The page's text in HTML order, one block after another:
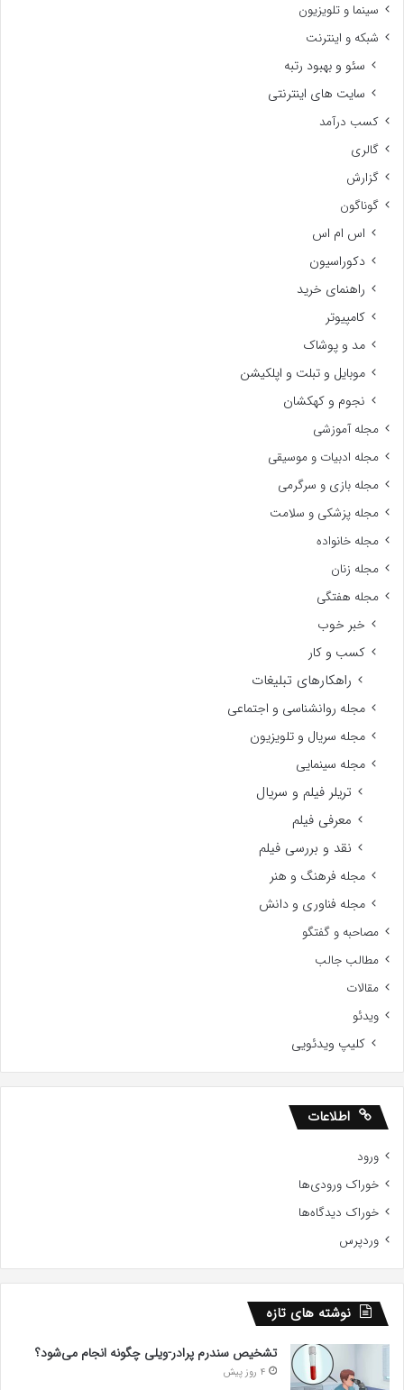
سینما و تلویزیون
شبکه و اینترنت
سئو و بهبود رتبه
سایت های اینترنتی
کسب درآمد
گالری
گزارش
گوناگون
اس ام اس
دکوراسیون
راهنمای خرید
کامپیوتر
مد و پوشاک
موبایل و تبلت و اپلکیشن
نجوم و کهکشان
مجله آموزشی
مجله ادبیات و موسیقی
مجله بازی و سرگرمی
مجله پزشکی و سلامت
مجله خانواده
مجله زنان
مجله هفتگی
خبر خوب
کسب و کار
راهکارهای تبلیغات
مجله روانشناسی و اجتماعی
مجله سریال و تلویزیون
مجله سینمایی
تریلر فیلم و سریال
معرفی فیلم
نقد و بررسی فیلم
مجله فرهنگ و هنر
مجله فناوری و دانش
مصاحبه و گفتگو
مطالب جالب
مقالات
ویدئو
کلیپ ویدئویی
اطلاعات
ورود
خوراک ورودی‌ها
خوراک دیدگاه‌ها
وردپرس
نوشته های تازه
تشخیص سندرم پرادر-ویلی چگونه انجام می‌شود؟
4 روز پیش